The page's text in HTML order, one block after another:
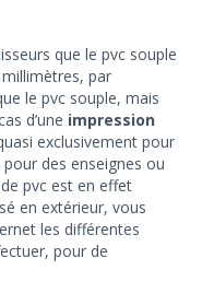
que le pvc souple
par
le pvc souple, mais
d’une impression
exclusivement pour
des enseignes ou
pvc est en effet
en extérieur, vous
les différentes
pour de